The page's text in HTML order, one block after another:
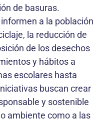
de basuras.
a la población
la reducción de
de los desechos
y hábitos a
escolares hasta
buscan crear
y sostenible
ambiente como a las